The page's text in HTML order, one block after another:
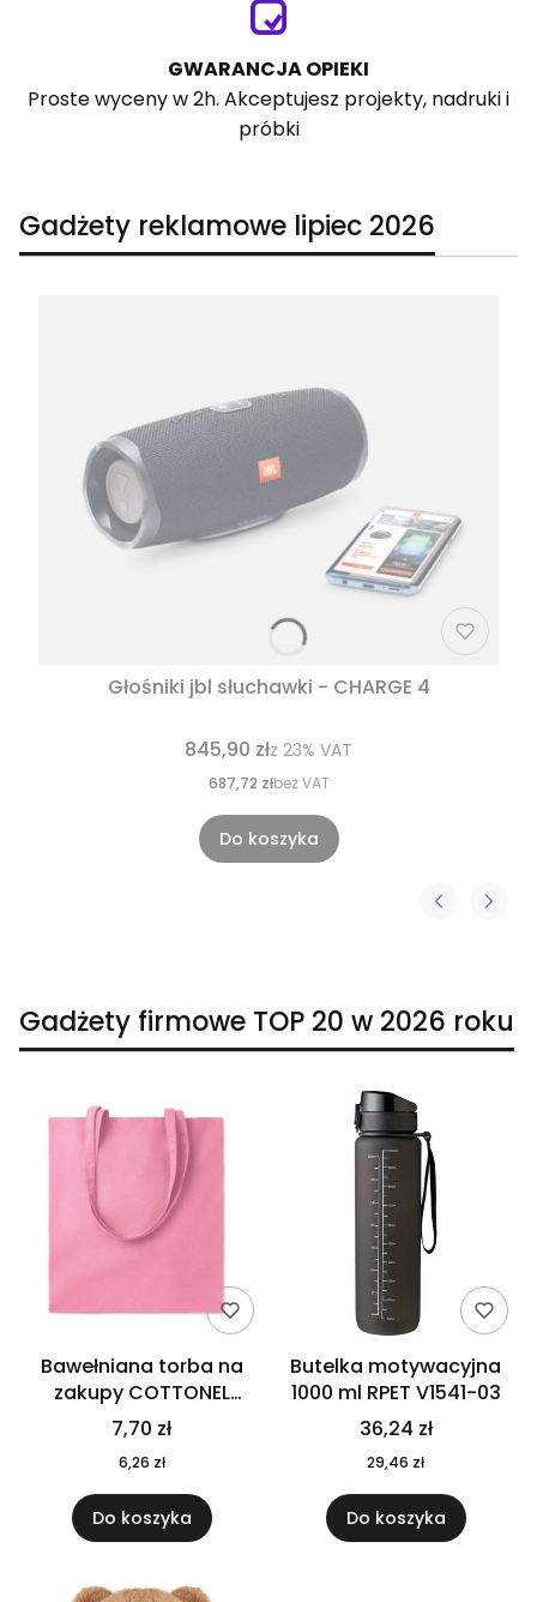
GWARANCJA OPIEKI
Proste wyceny w 2h. Akceptujesz projekty, nadruki i
próbki
Gadżety reklamowe lipiec 2026
Głośniki jbl słuchawki - CHARGE 4
845,90 złz 23% VAT
687,72 złbez VAT
Do koszyka
Gadżety firmowe TOP 20 w 2026 roku
Bawełniana torba na
zakupy COTTONEL
COLOUR++ MO9846-11
7,70 zł
6,26 zł
Do koszyka
Butelka motywacyjna
1000 ml RPET V1541-03
36,24 zł
29,46 zł
Do koszyka